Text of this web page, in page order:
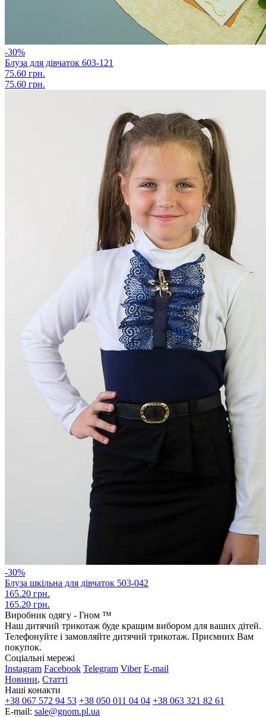
-30%
Блуза для дівчаток 603-121
75.60 грн.
75.60 грн.
-30%
Блуза шкільна для дівчаток 503-042
165.20 грн.
165.20 грн.
Виробник одягу - Гном ™
Наш дитячий трикотаж буде кращим вибором для ваших дітей.
Телефонуйте і замовляйте дитячий трикотаж. Приємних Вам
покупок.
Соціальні мережі
Instagram Facebook Telegram Viber E-mail
Новини, Статті
Наші конакти
+38 067 572 94 53 +38 050 011 04 04 +38 063 321 82 61
E-mail: sale@gnom.pl.ua